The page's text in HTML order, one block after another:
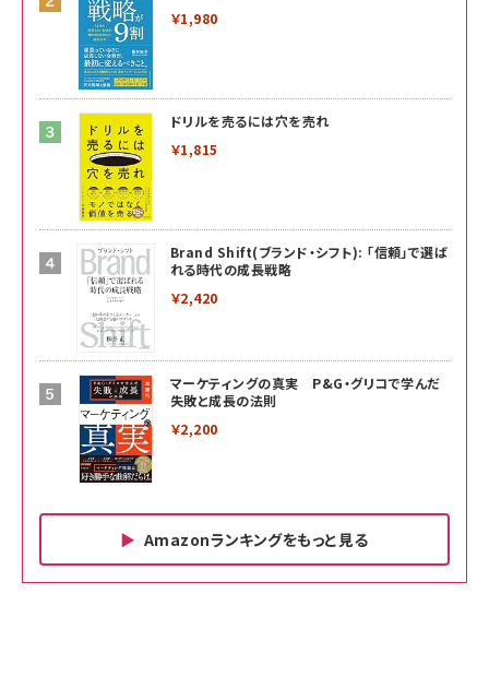
￥1,980
ドリルを売るには穴を売れ
￥1,815
Brand Shift(ブランド・シフト): 「信頼」で選ば
れる時代の成長戦略
￥2,420
マーケティングの真実 P&G・グリコで学んだ
失敗と成長の法則
￥2,200
Amazonランキングをもっと見る